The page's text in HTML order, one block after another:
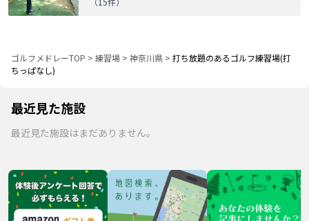
ゴルフメドレーTOP > 練習場 > 神奈川県 > 打ち放題のあるゴルフ練習場(打
ちっぱなし)
最近見た施設
最近見た施設はまだありません。